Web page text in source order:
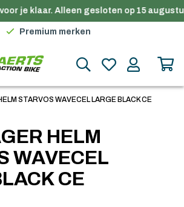
je klaar. Alleen gesloten op 15
in België vanaf €100
Premium merken
in België vanaf €100
STARVOS WAVECEL LARGE BLACK CE
HELM
WAVECEL
CE